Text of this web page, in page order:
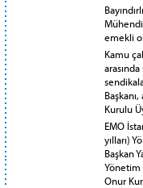
emekli
Kamu
Kurulu
EMO
yılları)
Başkan
Yönetim
Onur